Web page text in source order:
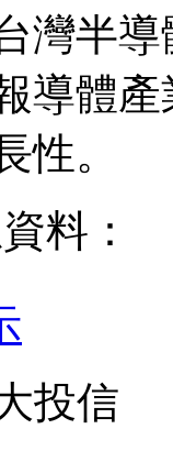
灣半導
導體
性。
料：
投信